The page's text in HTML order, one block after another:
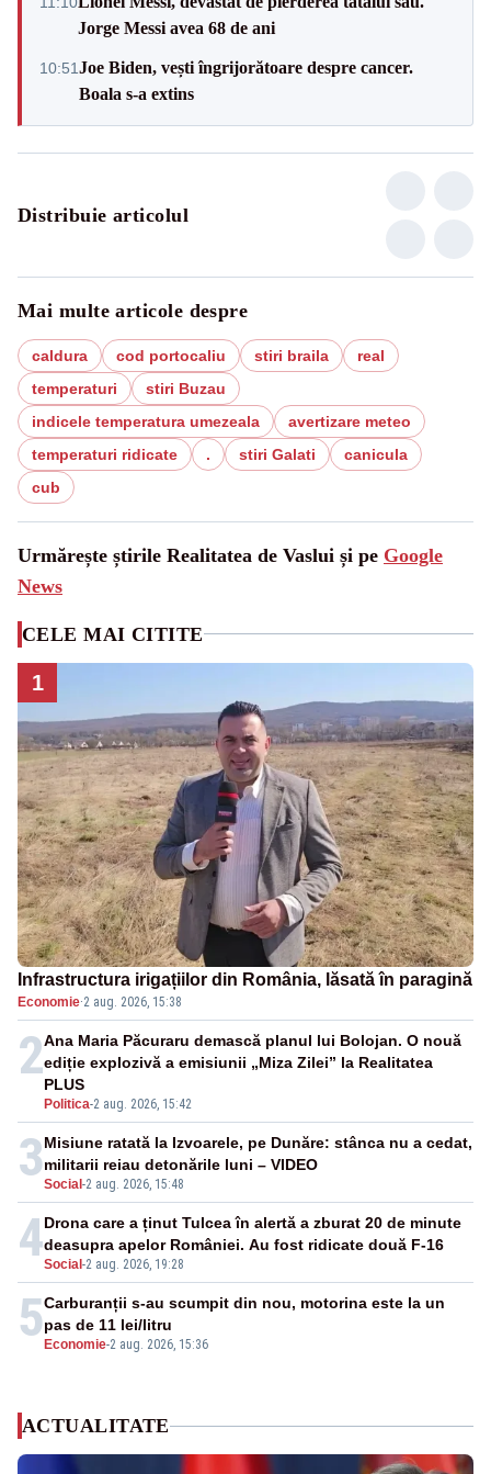
Jorge Messi avea 68 de ani
10:51Joe Biden, vești îngrijorătoare despre cancer.
Boala s-a extins
Distribuie articolul
Mai multe articole despre
caldura cod portocaliu stiri braila
real
temperaturi
stiri Buzau
indicele temperatura umezeala
avertizare meteo
temperaturi ridicate
. stiri Galati
canicula
cub
Urmărește știrile Realitatea de Vaslui și pe Google
News
CELE MAI CITITE
1
Infrastructura irigațiilor din România, lăsată în paragină
Economie·2 aug. 2026, 15:38
2
Politica-2 aug. 2026, 15:42
Ana Maria Păcuraru demască planul lui Bolojan. O nouă
ediție explozivă a emisiunii „Miza Zilei” la Realitatea
PLUS
3Social -2 aug. 2026, 15:48
Misiune ratată la Izvoarele, pe Dunăre: stânca nu a cedat,
militarii reiau detonările luni – VIDEO
4Social -2 aug. 2026, 19:28
Drona care a ținut Tulcea în alertă a zburat 20 de minute
deasupra apelor României. Au fost ridicate două F-16
5 Economie-2 aug. 2026, 15:36
Carburanții s-au scumpit din nou, motorina este la un
pas de 11 lei/litru
ACTUALITATE